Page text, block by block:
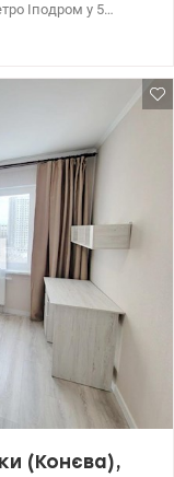
Іподром у 5
ремонтом. 2
Лічильники на
консьєрж, домофон,
доглянута
розвинена –
садки, спортивні
питайте,
200-10-80
(Конєва),